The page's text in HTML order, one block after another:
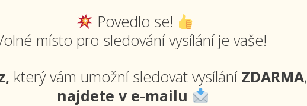
Povedlo se!
místo pro sledování vysílání je vaše!
který vám umožní sledovat vysílání ZDARMA,
najdete v e-mailu